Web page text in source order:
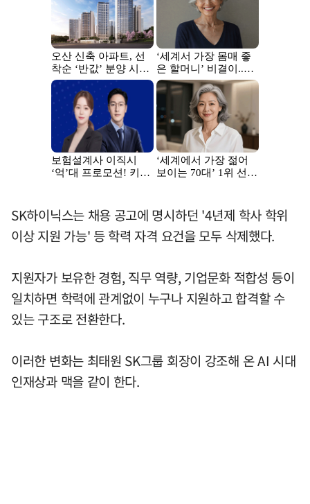
SK하이닉스는 채용 공고에 명시하던 '4년제 학사 학위
이상 지원 가능' 등 학력 자격 요건을 모두 삭제했다.
지원자가 보유한 경험, 직무 역량, 기업문화 적합성 등이
일치하면 학력에 관계없이 누구나 지원하고 합격할 수
있는 구조로 전환한다.
이러한 변화는 최태원 SK그룹 회장이 강조해 온 AI 시대
인재상과 맥을 같이 한다.